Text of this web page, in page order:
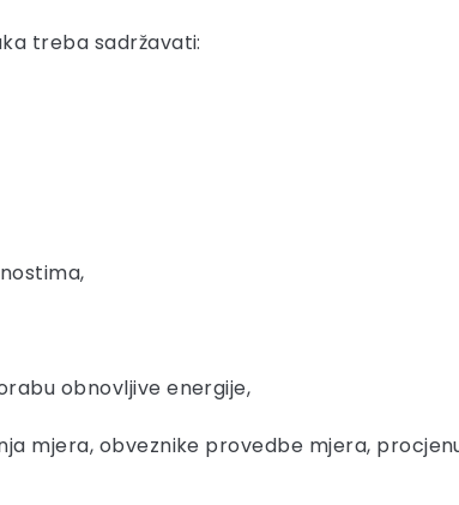
treba sadržavati:
obnovljive energije,
mjera, obveznike provedbe mjera,